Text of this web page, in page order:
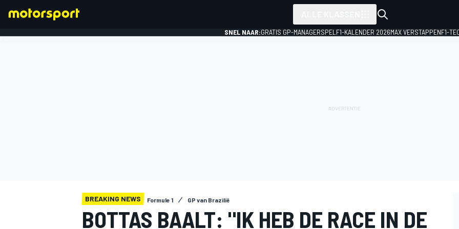
SNEL NAAR:GRATIS GP-MANAGERSPEL F1-KALENDER 2026MAX VERSTAPPENF1-
BREAKING NEWS Formule 1 GP van Brazilië
BOTTAS BAALT: "IK HEB DE RACE IN DE